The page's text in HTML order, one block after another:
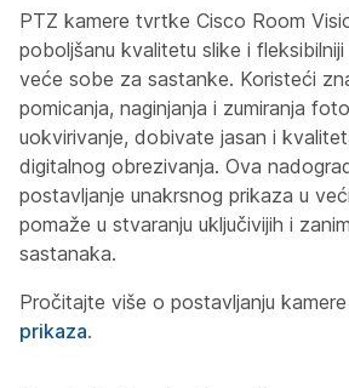
PTZ kamere tvrtke Cisco Room
poboljšanu kvalitetu slike i
veće sobe za sastanke. Koristeći
pomicanja, naginjanja i zumiranja
uokvirivanje, dobivate jasan i
digitalnog obrezivanja. Ova
postavljanje unakrsnog prikaza u
pomaže u stvaranju uključivijih i
sastanaka.
Pročitajte više o postavljanju kamere
prikaza.